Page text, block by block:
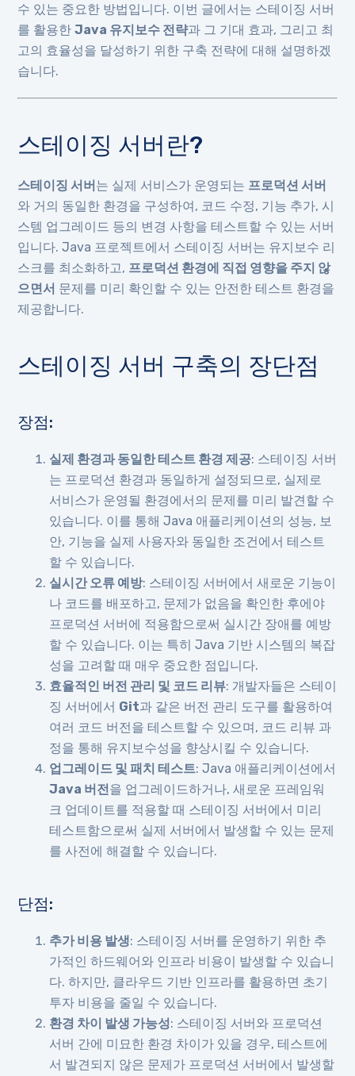
수 있는 중요한 방법입니다. 이번 글에서는 스테이징 서버
를 활용한Java 유지보수 전략과 그 기대 효과, 그리고 최
고의 효율성을 달성하기 위한 구축 전략에 대해 설명하겠
습니다.
스테이징 서버란?
스테이징 서버는 실제 서비스가 운영되는 프로덕션 서버
와 거의 동일한 환경을 구성하여, 코드 수정, 기능 추가, 시
스템 업그레이드 등의 변경 사항을 테스트할 수 있는 서버
입니다. Java 프로젝트에서 스테이징 서버는 유지보수 리
스크를 최소화하고, 프로덕션 환경에 직접 영향을 주지 않
으면서 문제를 미리 확인할 수 있는 안전한 테스트 환경을
제공합니다.
스테이징 서버 구축의 장단점
장점:
실제 환경과 동일한 테스트 환경 제공: 스테이징 서버
는 프로덕션 환경과 동일하게 설정되므로, 실제로
서비스가 운영될 환경에서의 문제를 미리 발견할 수
있습니다. 이를 통해 Java 애플리케이션의 성능, 보
안, 기능을 실제 사용자와 동일한 조건에서 테스트
할 수 있습니다.
실시간 오류 예방: 스테이징 서버에서 새로운 기능이
나 코드를 배포하고, 문제가 없음을 확인한 후에야
프로덕션 서버에 적용함으로써 실시간 장애를 예방
할 수 있습니다. 이는 특히 Java 기반 시스템의 복잡
성을 고려할 때 매우 중요한 점입니다.
효율적인 버전 관리 및 코드 리뷰: 개발자들은 스테이
징 서버에서 Git과 같은 버전 관리 도구를 활용하여
여러 코드 버전을 테스트할 수 있으며, 코드 리뷰 과
정을 통해 유지보수성을 향상시킬 수 있습니다.
업그레이드 및 패치 테스트: Java 애플리케이션에서
Java 버전을 업그레이드하거나, 새로운 프레임워
크 업데이트를 적용할 때 스테이징 서버에서 미리
테스트함으로써 실제 서버에서 발생할 수 있는 문제
를 사전에 해결할 수 있습니다.
단점:
추가 비용 발생: 스테이징 서버를 운영하기 위한 추
가적인 하드웨어와 인프라 비용이 발생할 수 있습니
다. 하지만, 클라우드 기반 인프라를 활용하면 초기
투자 비용을 줄일 수 있습니다.
환경 차이 발생 가능성: 스테이징 서버와 프로덕션
서버 간에 미묘한 환경 차이가 있을 경우, 테스트에
서 발견되지 않은 문제가 프로덕션 서버에서 발생할